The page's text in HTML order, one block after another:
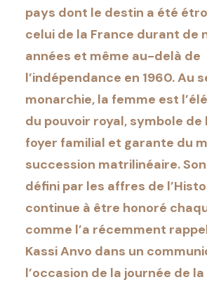
pays dont le destin a été
celui de la France durant de
années et même au-delà de
l’indépendance en 1960. Au
monarchie, la femme est
du pouvoir royal, symbole
foyer familial et garante du
succession matrilinéaire.
défini par les affres de
continue à être honoré
comme l’a récemment
Kassi Anvo dans un
l’occasion de la journée de